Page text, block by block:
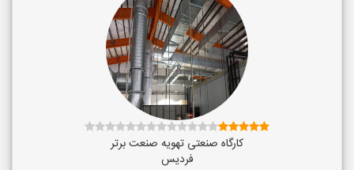
کارگاه صنعتی تهویه صنعت برتر
فردیس